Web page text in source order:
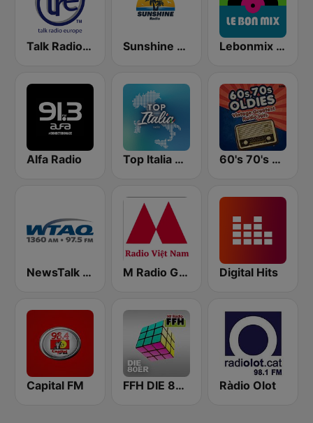
Talk Radio Europe Sunshine Radio Lebonmix Radio
Alfa Radio Top Italia Paris 60's 70's Oldies
NewsTalk WTAQ 1360 AM / 97.5 FM M Radio Giải Trí Việt Nam Digital Hits
Capital FM FFH DIE 80ER Ràdio Olot